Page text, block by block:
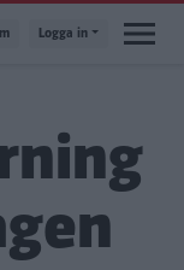
Logga in